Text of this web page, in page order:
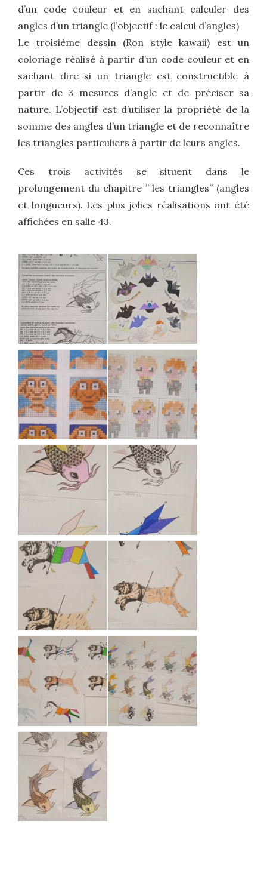
d’un code couleur et en sachant calculer des
angles d’un triangle (l’objectif : le calcul d’angles)
Le troisième dessin (Ron style kawaii) est un
coloriage réalisé à partir d’un code couleur et en
sachant dire si un triangle est constructible à
partir de 3 mesures d’angle et de préciser sa
nature. L’objectif est d’utiliser la propriété de la
somme des angles d’un triangle et de reconnaître
les triangles particuliers à partir de leurs angles.
Ces trois activités se situent dans le
prolongement du chapitre ” les triangles” (angles
et longueurs). Les plus jolies réalisations ont été
affichées en salle 43.